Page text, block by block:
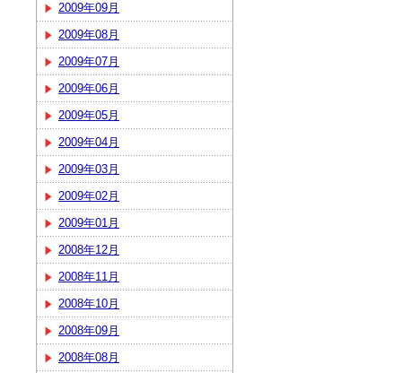
2009年09月
2009年08月
2009年07月
2009年06月
2009年05月
2009年04月
2009年03月
2009年02月
2009年01月
2008年12月
2008年11月
2008年10月
2008年09月
2008年08月